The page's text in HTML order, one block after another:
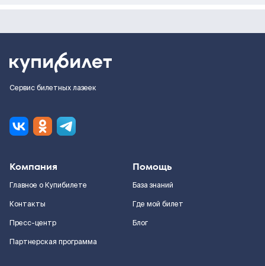
Сервис билетных лазеек
Компания
Главное о Купибилете
Контакты
Пресс-центр
Партнерская программа
Помощь
База знаний
Где мой билет
Блог